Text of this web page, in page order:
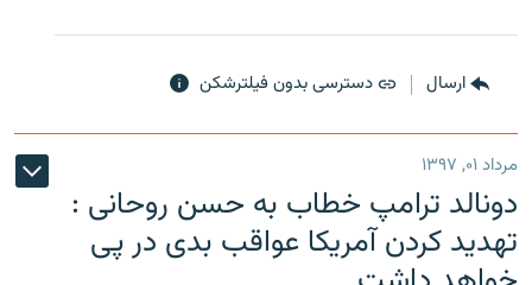
ارسال دسترسی بدون فیلترشکن
مرداد ۰۱, ۱۳۹۷
دونالد ترامپ خطاب به حسن روحانی :
تهدید کردن آمریکا عواقب بدی در پی